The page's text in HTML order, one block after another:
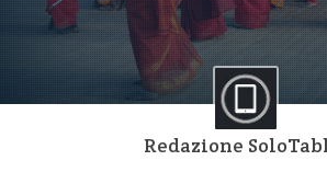
Redazione